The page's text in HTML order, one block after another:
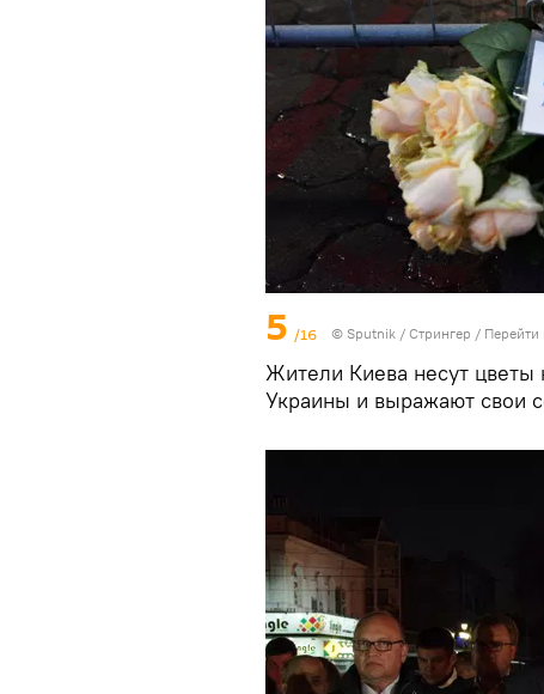
5 /16 © Sputnik / Стрингер / Перейти
Жители Киева несут цветы
Украины и выражают свои